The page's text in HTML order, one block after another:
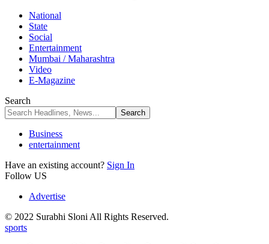
National
State
Social
Entertainment
Mumbai / Maharashtra
Video
E-Magazine
Search
Business
entertainment
Have an existing account? Sign In
Follow US
Advertise
© 2022 Surabhi Sloni All Rights Reserved.
sports